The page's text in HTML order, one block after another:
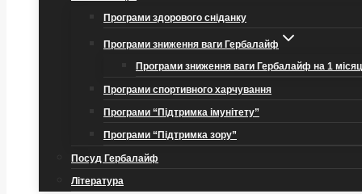
Програми здорового сніданку
Програми зниження ваги Гербалайф
Програми зниження ваги Гербалайф на 1
Програми спортивного харчування
Програми “Підтримка імунітету”
Програми “Підтримка зору”
Посуд Гербалайф
Література